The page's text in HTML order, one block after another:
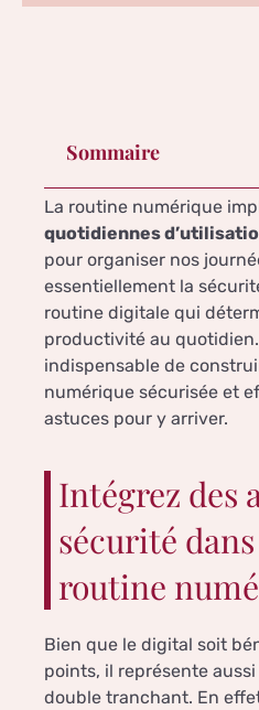
Sommaire
La routine numérique
quotidiennes
pour organiser nos
essentiellement la
routine digitale qui
productivité au
indispensable de
numérique sécurisée et
astuces pour y arriver.
Intégrez des
sécurité
routine
Bien que le digital soit
points, il représente
double tranchant. En